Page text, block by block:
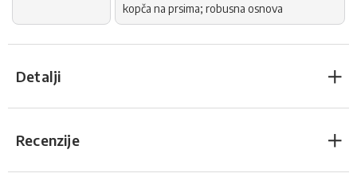
kopča na prsima; robusna osnova
Detalji
Recenzije